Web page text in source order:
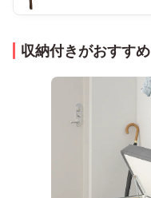
収納付きがおすすめ